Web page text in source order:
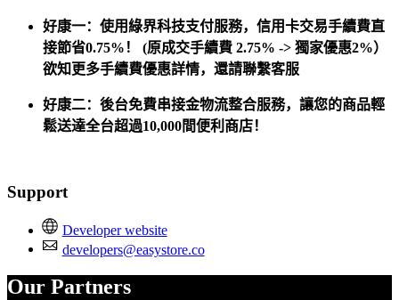
好康一：使用綠界科技支付服務，信用卡交易手續費直
接節省0.75%！ (原成交手續費 2.75% -> 獨家優惠2%）
欲知更多手續費優惠詳情，還請聯繫客服
好康二：後台免費串接金物流整合服務，讓您的商品輕
鬆送達全台超過10,000間便利商店！
Support
Developer website
developers@easystore.co
Our Partners